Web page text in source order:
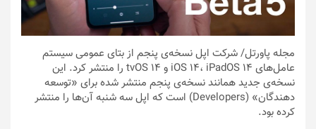
مجله پاورتل/ شرکت اپل نسخه‌ی پنجم از بتای عمومی سیستم
عامل‌های iOS 14، iPadOS 14 و tvOS 14 را منتشر کرد. این
نسخه‌ی جدید همانند نسخه‌ی پنجم منتشر شده برای «توسعه‌
دهندگان» (Developers) است که اپل سه‌ شنبه آن‌ها را منتشر
کرده بود.